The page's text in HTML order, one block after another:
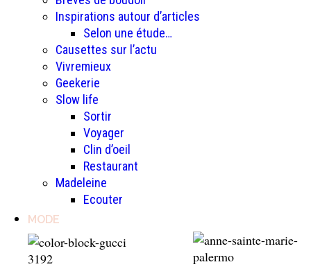
Inspirations autour d’articles
Selon une étude…
Causettes sur l’actu
Vivremieux
Geekerie
Slow life
Sortir
Voyager
Clin d’oeil
Restaurant
Madeleine
Ecouter
MODE
3192